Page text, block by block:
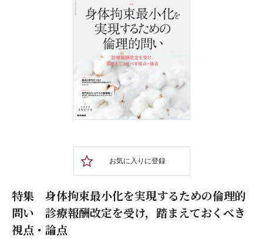
お気に入りに登録
特集 身体拘束最小化を実現するための倫理的
問い 診療報酬改定を受け，踏まえておくべき
視点・論点